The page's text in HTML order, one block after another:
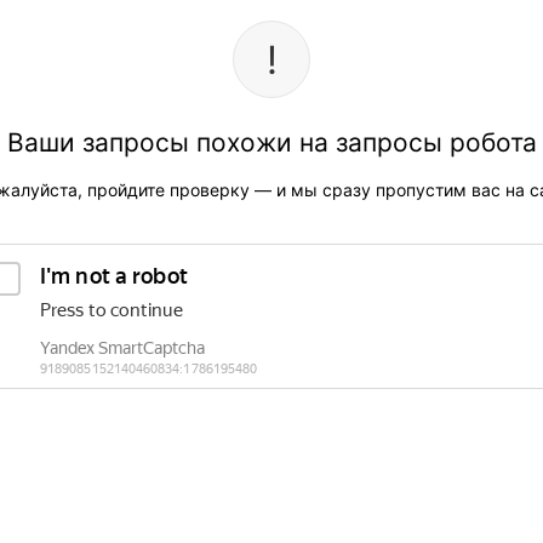
Ваши запросы похожи на запросы робота
пройдите проверку — и мы сразу пропустим вас на